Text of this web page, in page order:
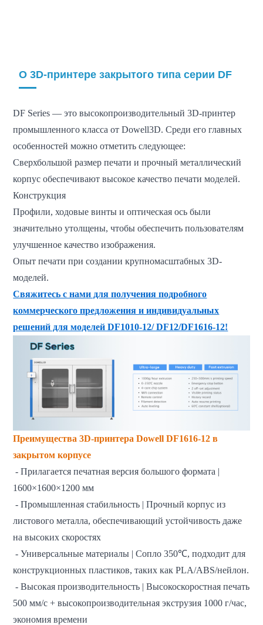
О 3D-принтере закрытого типа серии DF
DF Series — это высокопроизводительный 3D-принтер
промышленного класса от Dowell3D. Среди его главных
особенностей можно отметить следующее:
Сверхбольшой размер печати и прочный металлический
корпус обеспечивают высокое качество печати моделей.
Конструкция
Профили, ходовые винты и оптическая ось были
значительно утолщены, чтобы обеспечить пользователям
улучшенное качество изображения.
Опыт печати при создании крупномасштабных 3D-
моделей.
Свяжитесь с нами для получения подробного
коммерческого предложения и индивидуальных
решений для моделей DF1010-12/ DF12/DF1616-12!
Преимущества 3D-принтера Dowell DF1616-12 в
закрытом корпусе
- Прилагается печатная версия большого формата |
1600×1600×1200 мм
- Промышленная стабильность | Прочный корпус из
листового металла, обеспечивающий устойчивость даже
на высоких скоростях
- Универсальные материалы | Сопло 350℃, подходит для
конструкционных пластиков, таких как PLA/ABS/нейлон.
- Высокая производительность | Высокоскоростная печать
500 мм/с + высокопроизводительная экструзия 1000 г/час,
экономия времени